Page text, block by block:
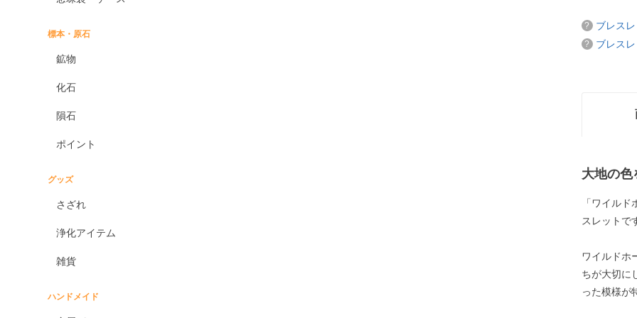
標本・原石
鉱物
化石
隕石
ポイント
グッズ
さざれ
浄化アイテム
雑貨
ハンドメイド
ブレス
ブレス
大地の色
「ワイル
スレットで
ワイルドホ
ちが大切に
った模様が